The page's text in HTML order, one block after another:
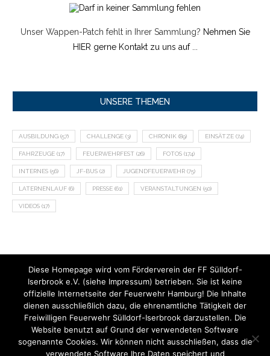
Unser Wappen-Patch fehlt in Ihrer Sammlung? Nehmen Sie
HIER gerne Kontakt zu uns auf ...
UNSERE THEMEN
AUSBILDUNG (57) CHALLENGE (3) CHRONIK (89) EINSÄTZE (74)
FAHRZEUGE (17) FEUERWEHRFEST (26) FOTOS (174)
INTERNES (56) JF-BUS (2) JUGENDFEUERWEHR (75)
LATERNENLAUF (6) PRESSE (61) VERANSTALTUNGEN (50)
VIDEOS (17)
Diese Homepage wird vom Förderverein der FF Sülldorf-
Iserbrook e.V. (siehe Impressum) betrieben. Sie ist keine
offizielle Internetseite der Feuerwehr Hamburg! Die Inhalte
dienen ausschließlich dazu, die ehrenamtliche Tätigkeit der
Freiwilligen Feuerwehr Sülldorf-Iserbrook darzustellen. Die
Website benutzt auf Grund der verwendeten Software
sogenannte Cookies. Wir können nicht ausschließen, dass die
verwendete Software Ihre Daten speichert und